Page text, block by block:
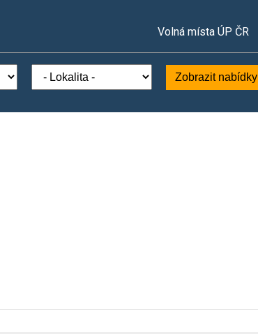
Volná místa ÚP ČR
Zobrazit nabídky